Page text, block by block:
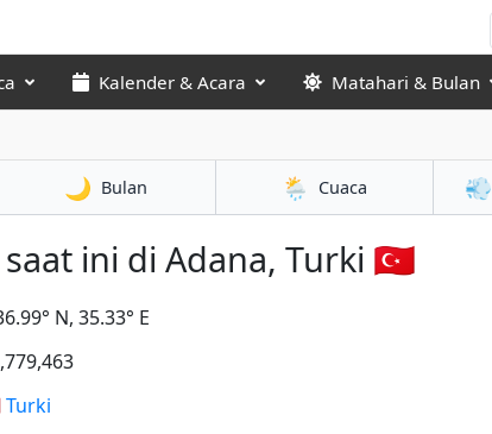
Kalender & Acara Matahari & Bulan
🌙 Bulan 🌦️ Cuaca 💨
ini di Adana, Turki 🇹🇷
N, 35.33° E
Turki